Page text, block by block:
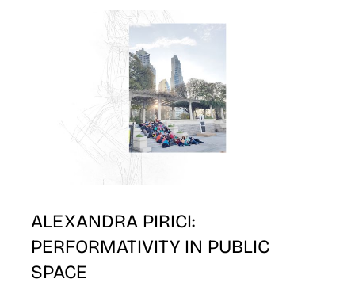
ALEXANDRA PIRICI:
PERFORMATIVITY IN PUBLIC
SPACE